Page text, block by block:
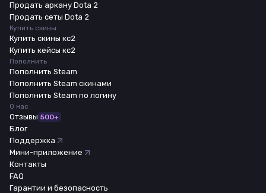
Продать аркану Dota 2
Продать сеты Dota 2
Купить скины
Купить скины кс2
Купить кейсы кс2
Пополнить
Пополнить Steam
Пополнить Steam скинами
Пополнить Steam по логину
О нас
Отзывы 500+
Блог
Поддержка
Мини-приложение
Контакты
FAQ
Гарантии и безопасность